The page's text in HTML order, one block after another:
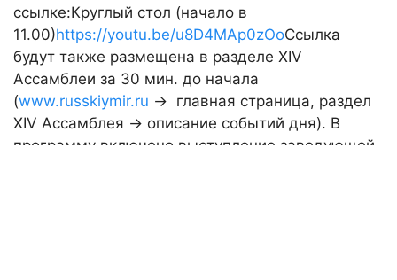
ссылке:Круглый стол (начало в
11.00)https://youtu.be/u8D4MAp0zOoСсылка
будут также размещена в разделе XIV
Ассамблеи за 30 мин. до начала
(www.russkiymir.ru → главная страница, раздел
XIV Ассамблея → описание событий дня). В
программу включено выступление заведующей